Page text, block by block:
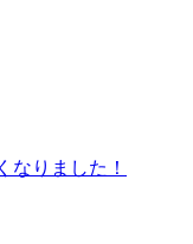
なりました！